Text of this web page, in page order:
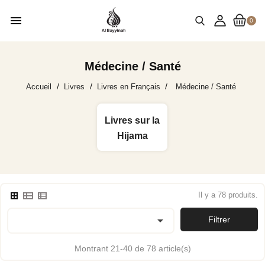
0
menu
Médecine / Santé
Accueil Livres Livres en Français Médecine / Santé
Livres sur la
Hijama
Il y a 78 produits.
 Filtrer
Montrant 21-40 de 78 article(s)